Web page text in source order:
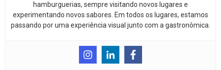
hamburguerias, sempre visitando novos lugares e
experimentando novos sabores. Em todos os lugares, estamos
passando por uma experiência visual junto com a gastronômica.